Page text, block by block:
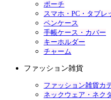
ポーチ
スマホ・PC・タブレ
ペンケース
手帳ケース・カバー
キーホルダー
チャーム
ファッション雑貨
ファッション雑貨カ
ネックウェア・ネク